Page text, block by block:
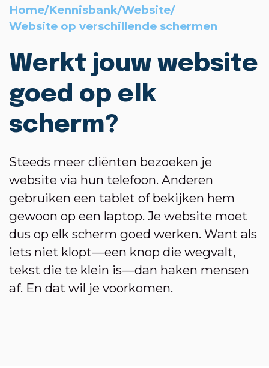
Home/Kennisbank/Website/
Website op verschillende schermen
Werkt jouw website
goed op elk
scherm?
Steeds meer cliënten bezoeken je
website via hun telefoon. Anderen
gebruiken een tablet of bekijken hem
gewoon op een laptop. Je website moet
dus op elk scherm goed werken. Want als
iets niet klopt—een knop die wegvalt,
tekst die te klein is—dan haken mensen
af. En dat wil je voorkomen.